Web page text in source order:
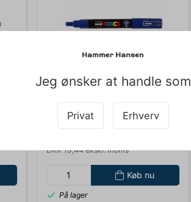
Jeg ønsker at handle som
Privat Erhverv
013999
BLUE EKSTRA FINE
Standard salgspris DKK 27,00
DKK 19,44 ekskl. moms
Køb nu
På lager